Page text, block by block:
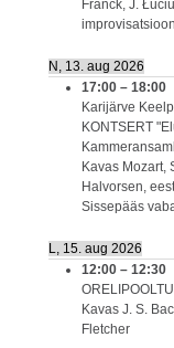
Franck, J.
N, 13. aug 2026
17:00 – 18:00
Karijärve
KONTSERT
Kavas Mozart,
Halvorsen,
Sissepääs
L, 15. aug 2026
12:00 – 12:30
Kavas J. S.
Fletcher